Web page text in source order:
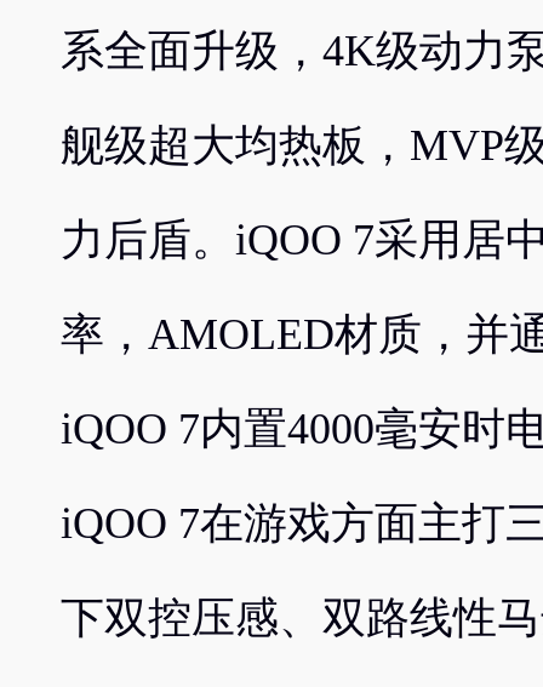
系全面升级，4K级动力
舰级超大均热板，MVP
力后盾。iQOO 7采用居
率，AMOLED材质，并
iQOO 7内置4000毫安时
iQOO 7在游戏方面主打
下双控压感、双路线性